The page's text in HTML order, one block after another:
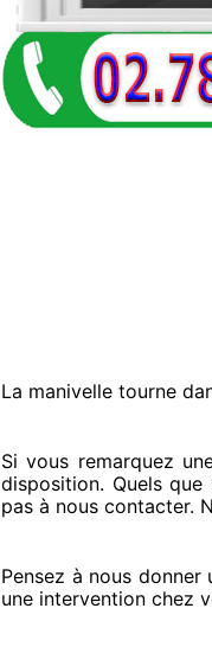
La manivelle tourne
Si vous remarquez
disposition. Quels
pas à nous contacter.
Pensez à nous donner
une intervention chez